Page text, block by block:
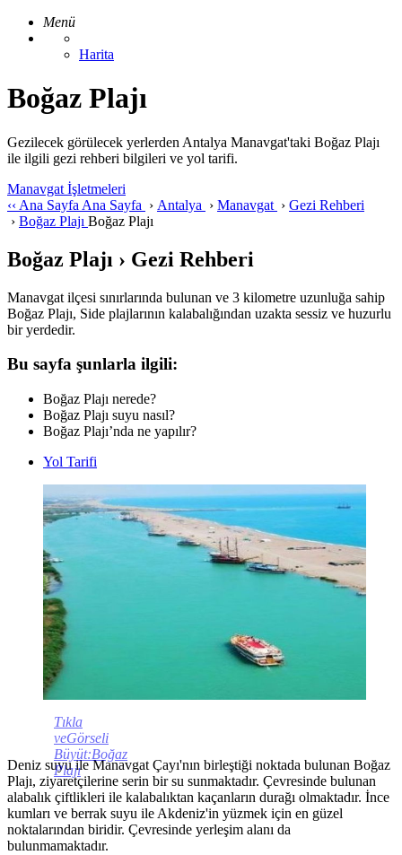
Menü
Harita
Boğaz Plajı
Gezilecek görülecek yerlerden Antalya Manavgat'taki Boğaz Plajı
ile ilgili gezi rehberi bilgileri ve yol tarifi.
Manavgat İşletmeleri
‹‹ Ana Sayfa Ana Sayfa › Antalya › Manavgat › Gezi Rehberi
› Boğaz Plajı Boğaz Plajı
Boğaz Plajı › Gezi Rehberi
Manavgat ilçesi sınırlarında bulunan ve 3 kilometre uzunluğa sahip
Boğaz Plajı, Side plajlarının kalabalığından uzakta sessiz ve huzurlu
bir yerdedir.
Bu sayfa şunlarla ilgili:
Boğaz Plajı nerede?
Boğaz Plajı suyu nasıl?
Boğaz Plajı’nda ne yapılır?
Yol Tarifi
Tıkla
veGörseli
Büyüt:Boğaz
Plajı
Deniz suyu ile Manavgat Çayı'nın birleştiği noktada bulunan Boğaz
Plajı, ziyaretçilerine serin bir su sunmaktadır. Çevresinde bulunan
alabalık çiftlikleri ile kalabalıktan kaçanların durağı olmaktadır. İnce
kumları ve berrak suyu ile Akdeniz'in yüzmek için en güzel
noktalarından biridir. Çevresinde yerleşim alanı da
bulunmamaktadır.